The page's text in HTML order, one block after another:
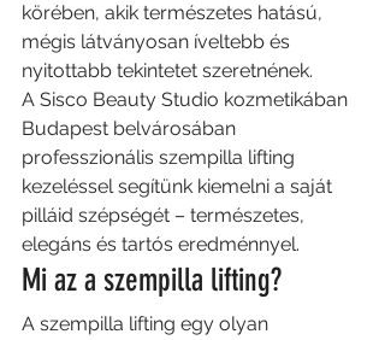
körében, akik természetes hatású,
mégis látványosan íveltebb és
nyitottabb tekintetet szeretnének.
A Sisco Beauty Studio kozmetikában
Budapest belvárosában
professzionális szempilla lifting
kezeléssel segítünk kiemelni a saját
pilláid szépségét – természetes,
elegáns és tartós eredménnyel.
Mi az a szempilla lifting?
A szempilla lifting egy olyan